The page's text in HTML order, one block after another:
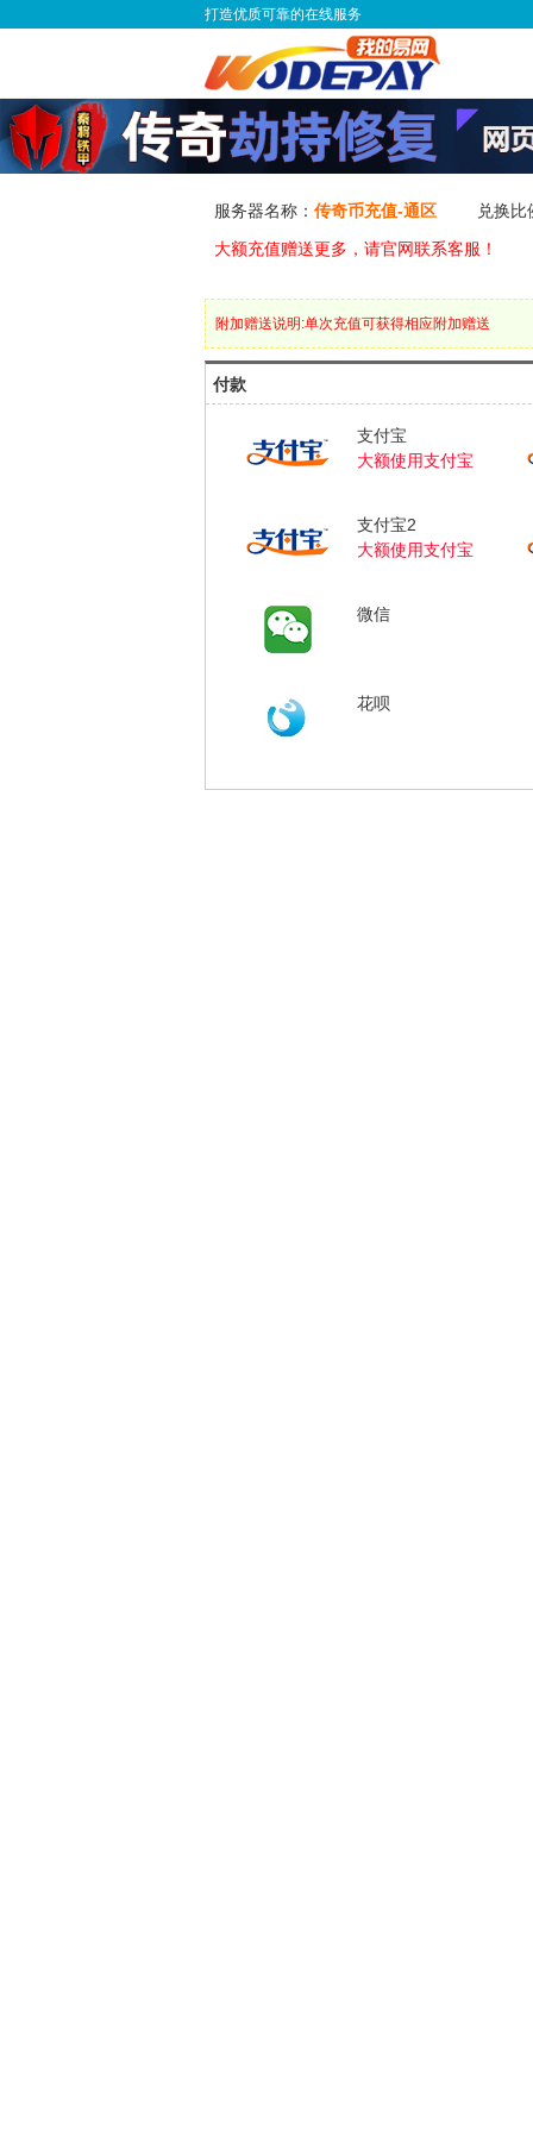
打造优质可靠的在线服务
服务器名称： 传奇币充值-通区
兑换比
大额充值赠送更多，请官网联系客服！
附加赠送说明:单次充值可获得相应附加赠送
付款
支付宝
大额使用支付宝
支付宝2
大额使用支付宝
微信
花呗